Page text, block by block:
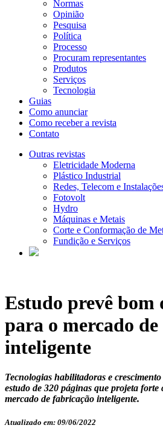
Normas
Opinião
Pesquisa
Política
Processo
Procuram representantes
Produtos
Serviços
Tecnologia
Guias
Como anunciar
Como receber a revista
Contato
Outras revistas
Eletricidade Moderna
Plástico Industrial
Redes, Telecom e
Fotovolt
Hydro
Máquinas e Metais
Corte e Conformação de
Fundição e Serviços
Estudo prevê bom
para o mercado
inteligente
Tecnologias habilitadoras e
estudo de 320 páginas que projeta forte
mercado de fabricação inteligente.
Atualizado em: 09/06/2022